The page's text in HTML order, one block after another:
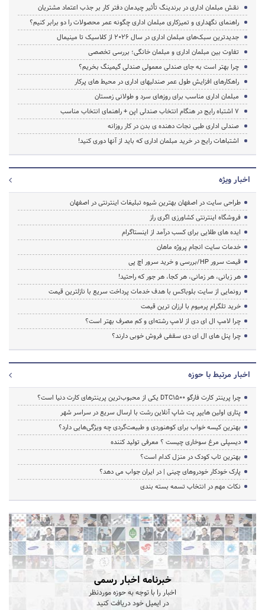
نقش مبلمان اداری در برندینگ تأثیر چیدمان دفتر کار بر جذب اعتماد مشتریان
راهنمای نگهداری و تمیزکاری مبلمان اداری چگونه عمر محصولات را دو برابر کنیم؟
جدیدترین سبک‌های مبلمان اداری در سال ۲۰۲۶ از کلاسیک تا مینیمال
تفاوت بین مبلمان اداری و مبلمان خانگی؛ بررسی تخصصی
چرا بهتر است به جای صندلی معمولی صندلی گیمینگ بخریم؟
راهکارهای افزایش طول عمر صندلیهای اداری در محیط های پرکار
مبلمان اداری مناسب برای روزهای سرد و طولانی زمستان
۷ اشتباه رایج در هنگام انتخاب صندلی اپن + راهنمای انتخاب مناسب
صندلی اداری طبی نجات دهنده ی بدن در کار روزانه
اشتباهات رایج در خرید مبلمان اداری که باید از آنها دوری کنید!
اخبار ویژه
طراحی سایت در اصفهان بهترین شیوه تبلیغات اینترنتی در اصفهان
فروشگاه اینترنتی کشاورزی اگری راز
ایده های طلایی برای کسب درآمد از اینستاگرام
خدمات سایت انجام پروژه ماهان
قیمت سرور HP/بررسی و خرید سرور اچ پی
هر زبانی، هر زمانی، هر کجا، هر جور که راحتید!
رونمایی از سایت بلوباکس با هدف خدمات پرداخت سریع با نازلترین قیمت
خرید تلگرام پرمیوم با ارزان ترین قیمت
چرا لامپ ال ای دی از لامپ رشته‌ای و کم مصرف بهتر است؟
چرا پنل های ال ای دی سقفی فروش خوبی دارند؟
اخبار مرتبط با حوزه
چرا پرینتر کارت فارگو DTC1500 یکی از محبوب‌ترین پرینترهای کارت دنیا است؟
پتاری اولین هایپر پت شاپ آنلاین رشت با ارسال سریع در سراسر شهر
بهترین کیسه خواب برای کوهنوردی و طبیعت‌گردی چه ویژگی‌هایی دارد؟
دیسپلی مرغ سوخاری چیست ؟ معرفی تولید کننده
بهترین تاب کودک در منزل کدام است؟
پارک خودکار خودروهای چینی | در ایران جواب می دهد؟
نکات مهم در انتخاب تسمه بسته بندی
خبرنامه اخبار رسمی
اخبار را با توجه به حوزه موردنظر
در ایمیل خود دریافت کنید